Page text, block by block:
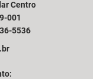
Centro
001
5536